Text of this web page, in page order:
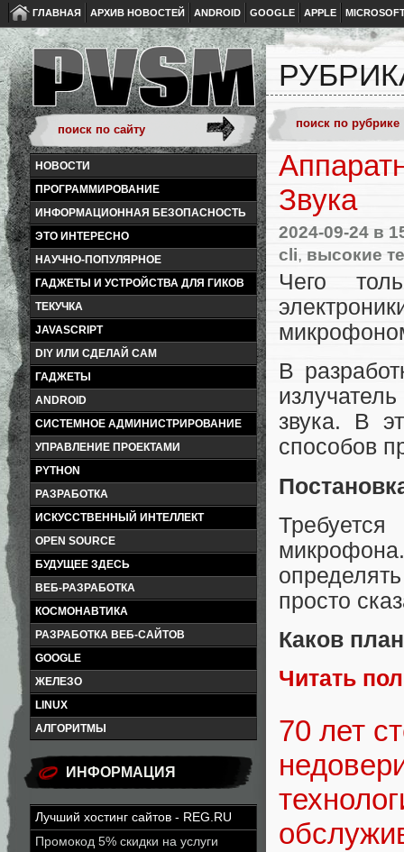
ГЛАВНАЯ АРХИВ НОВОСТЕЙ ANDROID GOOGLE APPLE
НОВОСТИ
ПРОГРАММИРОВАНИЕ
ИНФОРМАЦИОННАЯ БЕЗОПАСНОСТЬ
ЭТО ИНТЕРЕСНО
НАУЧНО-ПОПУЛЯРНОЕ
ГАДЖЕТЫ И УСТРОЙСТВА ДЛЯ ГИКОВ
ТЕКУЧКА
JAVASCRIPT
DIY ИЛИ СДЕЛАЙ САМ
ГАДЖЕТЫ
ANDROID
СИСТЕМНОЕ АДМИНИСТРИРОВАНИЕ
УПРАВЛЕНИЕ ПРОЕКТАМИ
PYTHON
РАЗРАБОТКА
ИСКУССТВЕННЫЙ ИНТЕЛЛЕКТ
OPEN SOURCE
БУДУЩЕЕ ЗДЕСЬ
ВЕБ-РАЗРАБОТКА
КОСМОНАВТИКА
РАЗРАБОТКА ВЕБ-САЙТОВ
GOOGLE
ЖЕЛЕЗО
LINUX
АЛГОРИТМЫ
ИНФОРМАЦИЯ
Лучший хостинг сайтов - REG.RU
Промокод 5% скидки на услуги
Звука
2024-09-24 в
cli, высокие
Чего
В
звука. В
способов
просто
Каков
Читать
70 лет